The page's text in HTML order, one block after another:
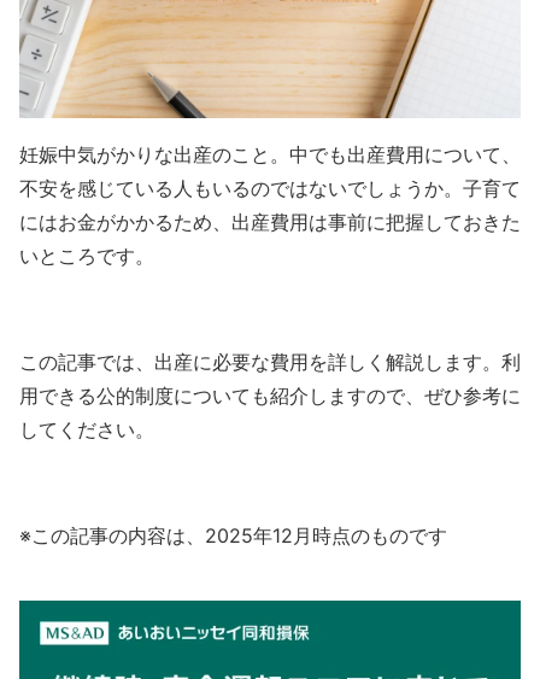
妊娠中気がかりな出産のこと。中でも出産費用について、
不安を感じている人もいるのではないでしょうか。子育て
にはお金がかかるため、出産費用は事前に把握しておきた
いところです。
この記事では、出産に必要な費用を詳しく解説します。利
用できる公的制度についても紹介しますので、ぜひ参考に
してください。
※この記事の内容は、2025年12月時点のものです